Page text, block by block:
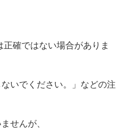
正確ではない場合がありま
ないでください。」などの注
せんが、